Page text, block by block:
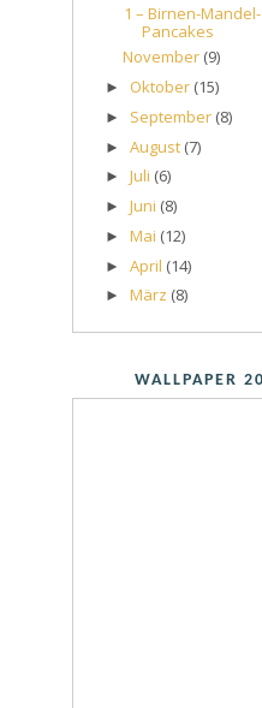
1 – Birnen-Mandel-
Pancakes
November (9)
► Oktober (15)
► September (8)
► August (7)
► Juli (6)
► Juni (8)
► Mai (12)
► April (14)
► März (8)
WALLPAPER